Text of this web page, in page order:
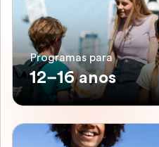
Programas para
12–16 anos